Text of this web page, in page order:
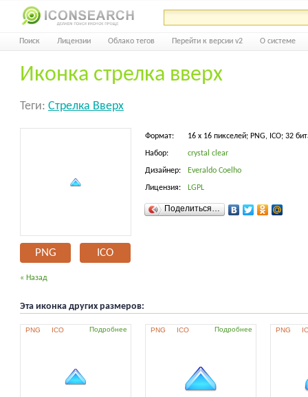
Поиск Лицензии Облако тегов Перейти к версии v2 О системе
Иконка стрелка вверх
Теги: Стрелка Вверх
PNG ICO
Формат: 16 x 16 пикселей; PNG, ICO; 32
Набор: crystal clear
Дизайнер: Everaldo Coelho
Лицензия: LGPL
Поделиться…
« Назад
Эта иконка других размеров:
PNG ICO Подробнее PNG ICO Подробнее PNG